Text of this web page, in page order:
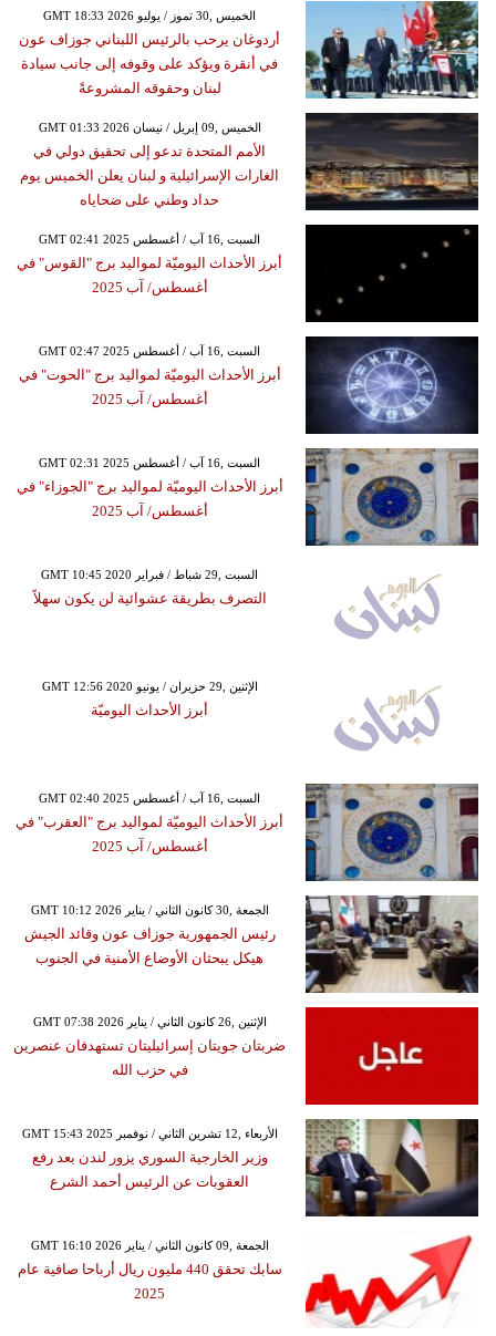
GMT 18:33 2026 الخميس ,30 تموز / يوليو
أردوغان يرحب بالرئيس اللبناني جوزاف عون
في أنقرة ويؤكد على وقوفه إلى جانب سيادة
لبنان وحقوقه المشروعةً
GMT 01:33 2026 الخميس ,09 إبريل / نيسان
الأمم المتحدة تدعو إلى تحقيق دولي في
الغارات الإسرائيلية و لبنان يعلن الخميس يوم
حداد وطني على ضحاياه
GMT 02:41 2025 السبت ,16 آب / أغسطس
أبرز الأحداث اليوميّة لمواليد برج "القوس" في
أغسطس/ آب 2025
GMT 02:47 2025 السبت ,16 آب / أغسطس
أبرز الأحداث اليوميّة لمواليد برج "الحوت" في
أغسطس/ آب 2025
GMT 02:31 2025 السبت ,16 آب / أغسطس
أبرز الأحداث اليوميّة لمواليد برج "الجوزاء" في
أغسطس/ آب 2025
GMT 10:45 2020 السبت ,29 شباط / فبراير
التصرف بطريقة عشوائية لن يكون سهلاً
GMT 12:56 2020 الإثنين ,29 حزيران / يونيو
أبرز الأحداث اليوميّة
GMT 02:40 2025 السبت ,16 آب / أغسطس
أبرز الأحداث اليوميّة لمواليد برج "العقرب" في
أغسطس/ آب 2025
GMT 10:12 2026 الجمعة ,30 كانون الثاني / يناير
رئيس الجمهورية جوزاف عون وقائد الجيش
هيكل يبحثان الأوضاع الأمنية في الجنوب
GMT 07:38 2026 الإثنين ,26 كانون الثاني / يناير
ضربتان جويتان إسرائيليتان تستهدفان عنصرين
في حزب الله
GMT 15:43 2025 الأربعاء ,12 تشرين الثاني / نوفمبر
وزير الخارجية السوري يزور لندن بعد رفع
العقوبات عن الرئيس أحمد الشرع
GMT 16:10 2026 الجمعة ,09 كانون الثاني / يناير
سابك تحقق 440 مليون ريال أرباحا صافية عام
2025